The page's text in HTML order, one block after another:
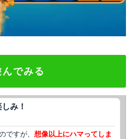
んでみる
み！
ですが、 想像以上にハマってしま